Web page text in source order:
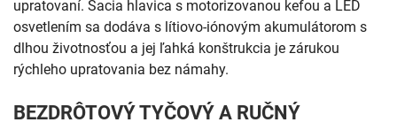
upratovaní. Sacia hlavica s motorizovanou kefou a LED
osvetlením sa dodáva s lítiovo-iónovým akumulátorom s
dlhou životnosťou a jej ľahká konštrukcia je zárukou
rýchleho upratovania bez námahy.
BEZDRÔTOVÝ TYČOVÝ A RUČNÝ